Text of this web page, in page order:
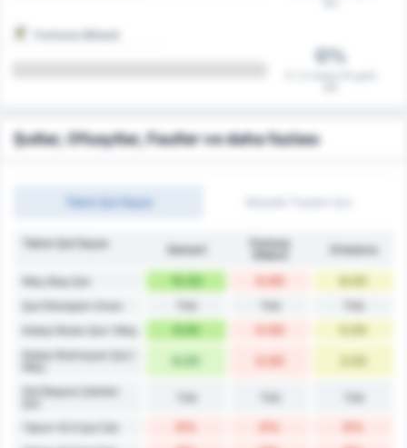
Fortuna Sittard
0%
Şutlar, Ofsaytlar, Fauller ve daha fazlası
Takım Şut Sayısı Gemert
Fortuna
Ortalama
Maç Başı Şut 15.50 8.00
Şut Dönüşüm Oranı
9.50 5.00
Kaleyi Bulmayan Şut /
6.00 0.00
Gol Başına Çekilen
Yok Yok Yok